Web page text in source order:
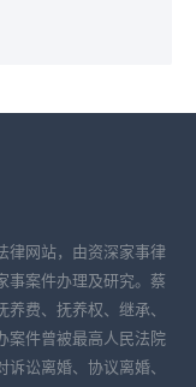
律网站，由资深家事律
事案件办理及研究。蔡
费、抚养权、继承、
案件曾被最高人民法院
讼离婚、协议离婚、